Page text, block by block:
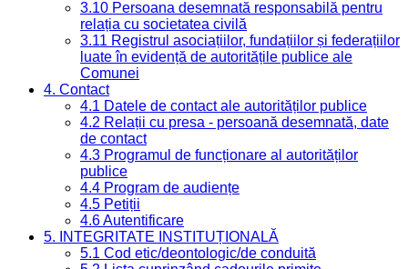
3.10 Persoana desemnată responsabilă pentru
relația cu societatea civilă
3.11 Registrul asociațiilor, fundațiilor și federațiilor
luate în evidență de autoritățile publice ale
Comunei
4. Contact
4.1 Datele de contact ale autorităților publice
4.2 Relații cu presa - persoană desemnată, date
de contact
4.3 Programul de funcționare al autorităților
publice
4.4 Program de audiențe
4.5 Petiții
4.6 Autentificare
5. INTEGRITATE INSTITUȚIONALĂ
5.1 Cod etic/deontologic/de conduită